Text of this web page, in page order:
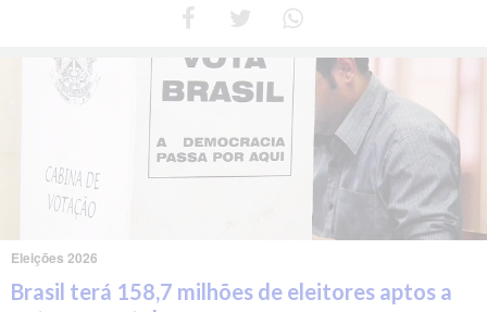
Eleições 2026
Brasil terá 158,7 milhões de eleitores aptos a